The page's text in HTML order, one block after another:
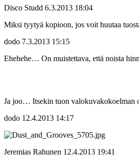
Disco Studd 6.3.2013 18:04
Miksi tyytyä kopioon, jos voit huutaa
dodo 7.3.2013 15:15
Ehehehe… On muistettava, että noista
Ja joo… Itsekin tuon valokuvakokoelman
dodo 12.4.2013 14:17
Jeremias Rahunen 12.4.2013 19:41